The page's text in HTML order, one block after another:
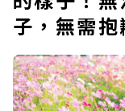
子，無需抱